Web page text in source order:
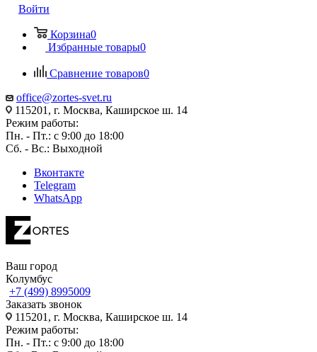
Войти
Корзина0
Избранные товары0
Сравнение товаров0
office@zortes-svet.ru
115201, г. Москва, Каширское ш. 14
Режим работы:
Пн. - Пт.: с 9:00 до 18:00
Сб. - Вс.: Выходной
Вконтакте
Telegram
WhatsApp
Ваш город
Колумбус
+7 (499) 8995009
Заказать звонок
115201, г. Москва, Каширское ш. 14
Режим работы:
Пн. - Пт.: с 9:00 до 18:00